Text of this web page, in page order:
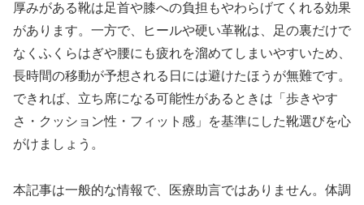
厚みがある靴は足首や膝への負担もやわらげてくれる効果
があります。一方で、ヒールや硬い革靴は、足の裏だけで
なくふくらはぎや腰にも疲れを溜めてしまいやすいため、
長時間の移動が予想される日には避けたほうが無難です。
できれば、立ち席になる可能性があるときは「歩きやす
さ・クッション性・フィット感」を基準にした靴選びを心
がけましょう。
本記事は一般的な情報で、医療助言ではありません。体調